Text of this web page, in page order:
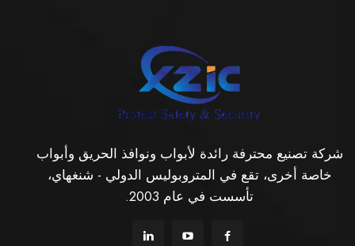
شركة تصنيع محترفة رائدة لأبواب ونوافذ الحريق وأبواب
خاصة أخرى، تقع في المتروبوليس الدولي - شنغهاي،
تأسست في عام 2003.